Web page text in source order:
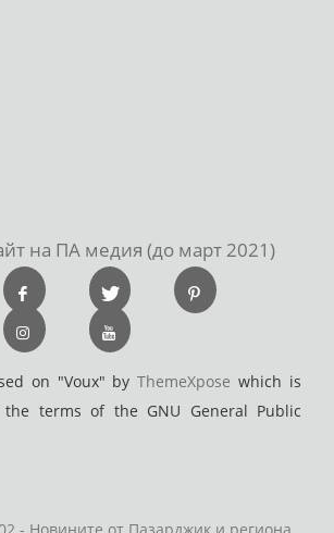
на ПА медия (до март 2021)
on "Voux" byThemeXpose which is
terms of the GNU General Public